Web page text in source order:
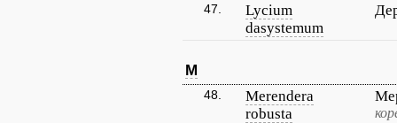
47.
Lycium
dasystemum
M
48.
Merendera
robusta